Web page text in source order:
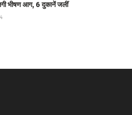
भीषण आग, 6 दुकानें जलीं